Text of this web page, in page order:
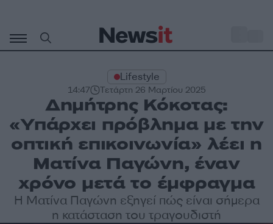
περιεχόμενο
Lifestyle
14:47 Τετάρτη 26 Μαρτίου 2025
Δημήτρης Κόκοτας:
«Υπάρχει πρόβλημα με την
οπτική επικοινωνία» λέει η
Ματίνα Παγώνη, έναν
χρόνο μετά το έμφραγμα
Η Ματίνα Παγώνη εξηγεί πώς είναι σήμερα
η κατάσταση του τραγουδιστή